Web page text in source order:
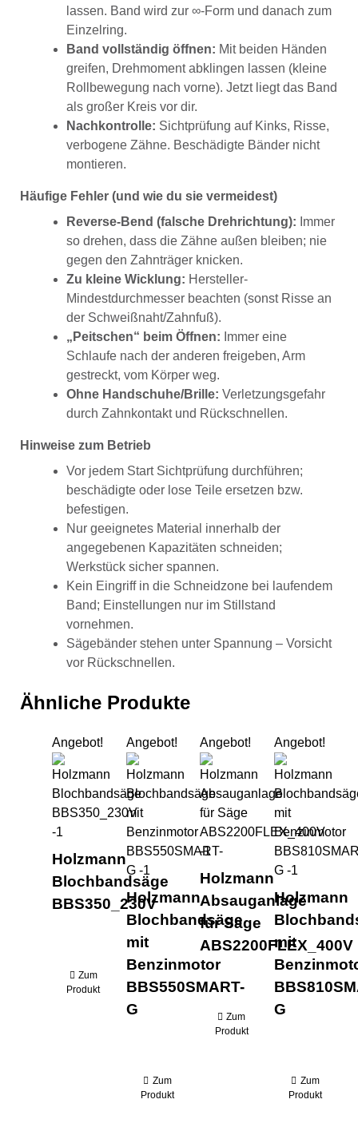
lassen. Band wird zur ∞-Form und danach zum
Einzelring.
Band vollständig öffnen: Mit beiden Händen
greifen, Drehmoment abklingen lassen (kleine
Rollbewegung nach vorne). Jetzt liegt das Band
als großer Kreis vor dir.
Nachkontrolle: Sichtprüfung auf Kinks, Risse,
verbogene Zähne. Beschädigte Bänder nicht
montieren.
Häufige Fehler (und wie du sie vermeidest)
Reverse-Bend (falsche Drehrichtung): Immer
so drehen, dass die Zähne außen bleiben; nie
gegen den Zahnträger knicken.
Zu kleine Wicklung: Hersteller-
Mindestdurchmesser beachten (sonst Risse an
der Schweißnaht/Zahnfuß).
„Peitschen“ beim Öffnen: Immer eine
Schlaufe nach der anderen freigeben, Arm
gestreckt, vom Körper weg.
Ohne Handschuhe/Brille: Verletzungsgefahr
durch Zahnkontakt und Rückschnellen.
Hinweise zum Betrieb
Vor jedem Start Sichtprüfung durchführen;
beschädigte oder lose Teile ersetzen bzw.
befestigen.
Nur geeignetes Material innerhalb der
angegebenen Kapazitäten schneiden;
Werkstück sicher spannen.
Kein Eingriff in die Schneidzone bei laufendem
Band; Einstellungen nur im Stillstand
vornehmen.
Sägebänder stehen unter Spannung – Vorsicht
vor Rückschnellen.
Ähnliche Produkte
Angebot!
Holzmann Blochbandsäge BBS350_230V
Holzmann
Blochbandsäge
BBS350_230V
Zum
Produkt
Angebot!
Holzmann Blochbandsäge
Holzmann
Blochbandsäge
mit
Benzinmotor
BBS550SMART-
G
Zum
Produkt
Angebot!
Holzmann
Holzmann
Absauganlage
für Säge
ABS2200FLEX_400V
Zum
Produkt
Angebot!
Holzmann
mit
G
Zum
Produkt